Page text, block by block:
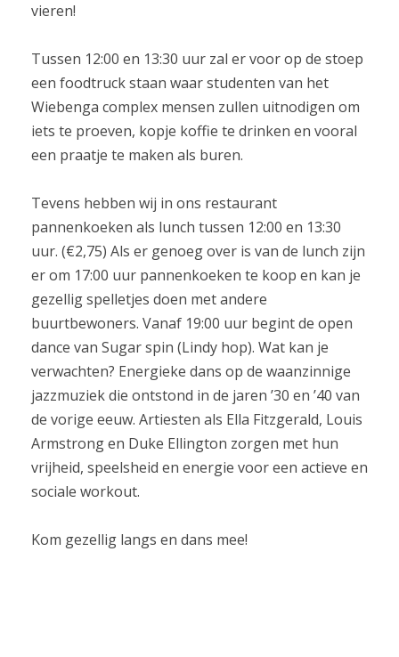
vieren!
Tussen 12:00 en 13:30 uur zal er voor op de stoep
een foodtruck staan waar studenten van het
Wiebenga complex mensen zullen uitnodigen om
iets te proeven, kopje koffie te drinken en vooral
een praatje te maken als buren.
Tevens hebben wij in ons restaurant
pannenkoeken als lunch tussen 12:00 en 13:30
uur. (€2,75) Als er genoeg over is van de lunch zijn
er om 17:00 uur pannenkoeken te koop en kan je
gezellig spelletjes doen met andere
buurtbewoners. Vanaf 19:00 uur begint de open
dance van Sugar spin (Lindy hop). Wat kan je
verwachten? Energieke dans op de waanzinnige
jazzmuziek die ontstond in de jaren ’30 en ’40 van
de vorige eeuw. Artiesten als Ella Fitzgerald, Louis
Armstrong en Duke Ellington zorgen met hun
vrijheid, speelsheid en energie voor een actieve en
sociale workout.
Kom gezellig langs en dans mee!